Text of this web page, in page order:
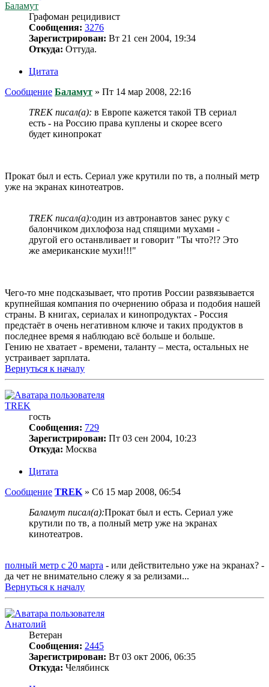
Баламут
Графоман рецидивист
Сообщения: 3276
Зарегистрирован: Вт 21 сен 2004, 19:34
Откуда: Оттуда.
Цитата
Сообщение Баламут » Пт 14 мар 2008, 22:16
TREK писал(а): в Европе кажется такой ТВ сериал
есть - на Россию права куплены и скорее всего
будет кинопрокат
Прокат был и есть. Сериал уже крутили по тв, а полный метр
уже на экранах кинотеатров.
TREK писал(а):один из автронавтов занес руку с
балончиком дихлофоза над спящими мухами -
другой его останвливает и говорит "Ты что?!? Это
же американские мухи!!!"
Чего-то мне подсказывает, что против России развязывается
крупнейшая компания по очернению образа и подобия нашей
страны. В книгах, сериалах и кинопродуктах - Россия
предстаёт в очень негативном ключе и таких продуктов в
последнее время я наблюдаю всё больше и больше.
Гению не хватает - времени, таланту – места, остальных не
устраивает зарплата.
Вернуться к началу
TREK
гость
Сообщения: 729
Зарегистрирован: Пт 03 сен 2004, 10:23
Откуда: Москва
Цитата
Сообщение TREK » Сб 15 мар 2008, 06:54
Баламут писал(а):Прокат был и есть. Сериал уже
крутили по тв, а полный метр уже на экранах
кинотеатров.
полный метр с 20 марта - или действительно уже на экранах? -
да чет не внимательно слежу я за релизами...
Вернуться к началу
Анатолий
Ветеран
Сообщения: 2445
Зарегистрирован: Вт 03 окт 2006, 06:35
Откуда: Челябинск